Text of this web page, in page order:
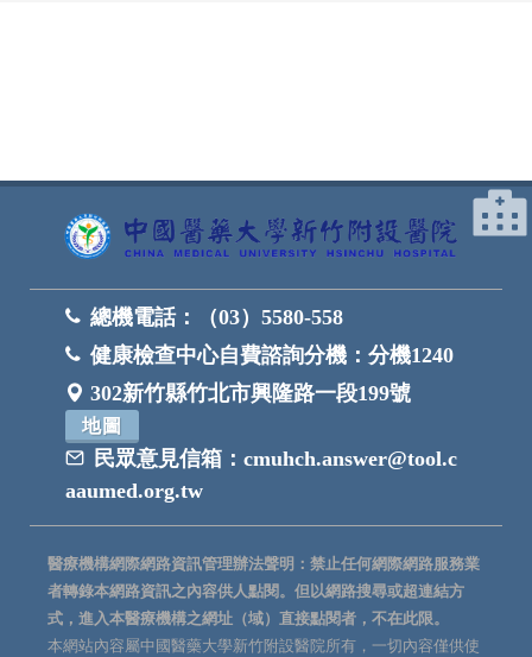
總機電話：
（03）5580-558
健康檢查中心自費諮詢分機： 分機1240
302新竹縣竹北市興隆路一段199號
地圖
民眾意見信箱： cmuhch.answer@tool.c
aaumed.org.tw
醫療機構網際網路資訊管理辦法聲明：禁止任何網際網路服務業
者轉錄本網路資訊之內容供人點閱。但以網路搜尋或超連結方
式，進入本醫療機構之網址（域）直接點閱者，不在此限。
本網站內容屬中國醫藥大學新竹附設醫院所有，一切內容僅供使